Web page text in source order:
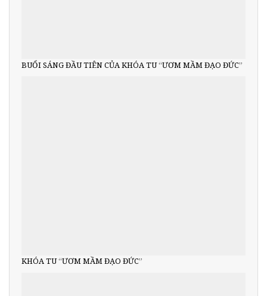
BUỔI SÁNG ĐẦU TIÊN CỦA KHÓA TU “ƯƠM MẦM ĐẠO ĐỨC”
KHÓA TU “ƯƠM MẦM ĐẠO ĐỨC”